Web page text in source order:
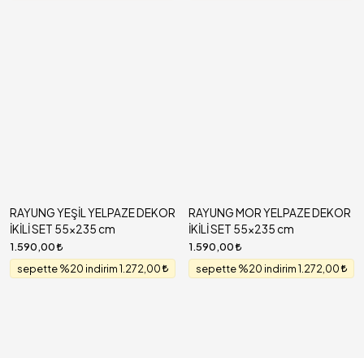
RAYUNG YEŞİL YELPAZE DEKOR
İKİLİ SET 55x235 cm
1.590,00
sepette %20 indirim 1.272,00
RAYUNG MOR YELPAZE DEKOR
İKİLİ SET 55x235 cm
1.590,00
sepette %20 indirim 1.272,00